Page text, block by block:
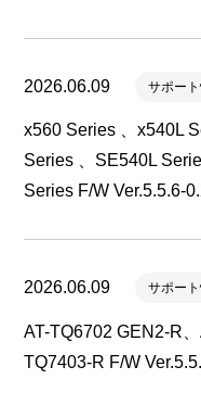
2026.06.09 サポー
x560 Series 、x540L
Series 、SE540L
Series F/W Ver.5.5.6-
2026.06.09 サポー
AT-TQ6702 GEN2-R
TQ7403-R F/W